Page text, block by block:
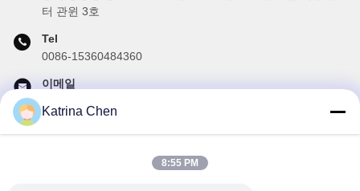
터 관윈 3호
Tel
0086-15360484360
이메일
Katrina Chen
8:55 PM